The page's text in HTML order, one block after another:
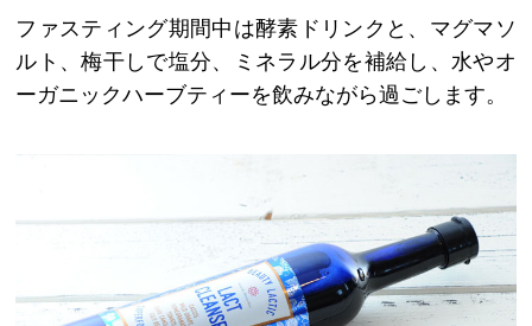
ファスティング期間中は酵素ドリンクと、マグマソ
ルト、梅干しで塩分、ミネラル分を補給し、水やオ
ーガニックハーブティーを飲みながら過ごします。